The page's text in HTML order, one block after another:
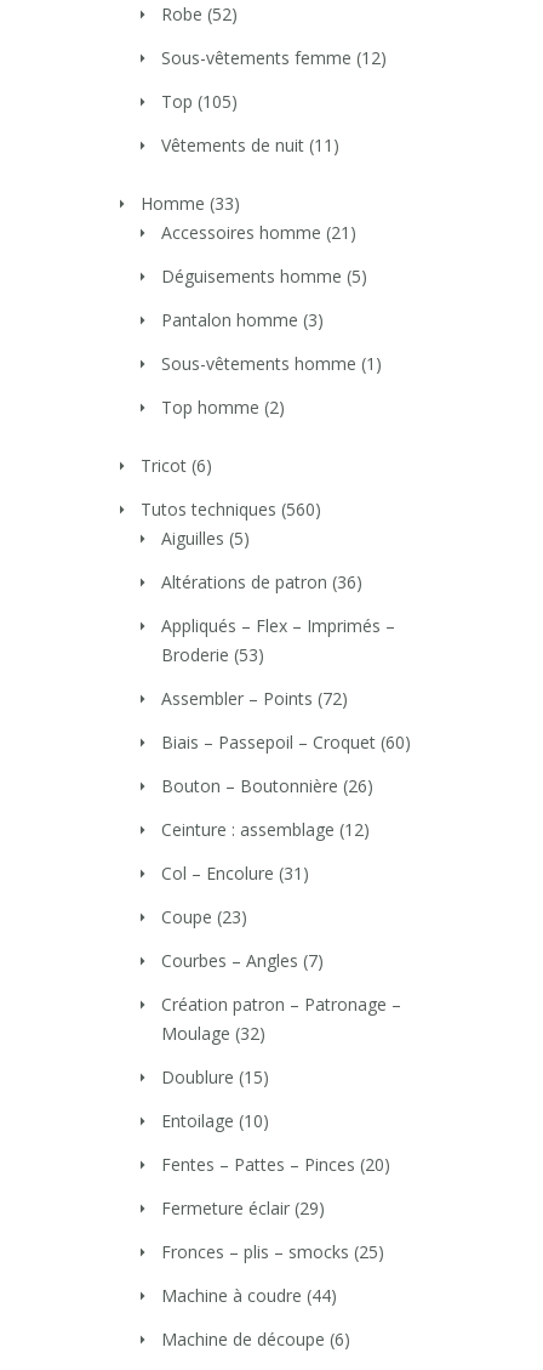
Robe (52)
Sous-vêtements femme (12)
Top (105)
Vêtements de nuit (11)
Homme (33)
Accessoires homme (21)
Déguisements homme (5)
Pantalon homme (3)
Sous-vêtements homme (1)
Top homme (2)
Tricot (6)
Tutos techniques (560)
Aiguilles (5)
Altérations de patron (36)
Appliqués – Flex – Imprimés –
Broderie (53)
Assembler – Points (72)
Biais – Passepoil – Croquet (60)
Bouton – Boutonnière (26)
Ceinture : assemblage (12)
Col – Encolure (31)
Coupe (23)
Courbes – Angles (7)
Création patron – Patronage –
Moulage (32)
Doublure (15)
Entoilage (10)
Fentes – Pattes – Pinces (20)
Fermeture éclair (29)
Fronces – plis – smocks (25)
Machine à coudre (44)
Machine de découpe (6)